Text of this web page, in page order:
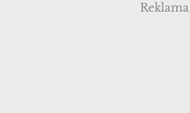
Reklama